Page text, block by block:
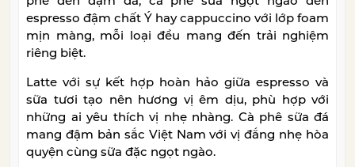
espresso đậm chất Ý hay cappuccino với lớp foam
mịn màng, mỗi loại đều mang đến trải nghiệm
riêng biệt.
Latte với sự kết hợp hoàn hảo giữa espresso và
sữa tươi tạo nên hương vị êm dịu, phù hợp với
những ai yêu thích vị nhẹ nhàng. Cà phê sữa đá
mang đậm bản sắc Việt Nam với vị đắng nhẹ hòa
quyện cùng sữa đặc ngọt ngào.